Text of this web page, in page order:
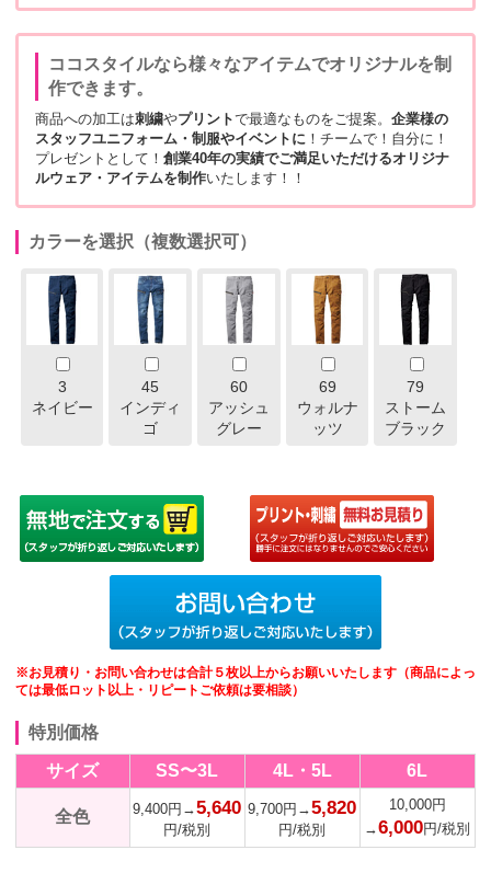
ココスタイルなら様々なアイテムでオリジナルを制
作できます。
商品への加工は刺繍やプリントで最適なものをご提案。 企業様の
スタッフユニフォーム・制服やイベントに ！チームで！自分に！
プレゼントとして！ 創業40年の実績でご満足いただけるオリジナ
ルウェア・アイテムを制作いたします！！
カラーを選択（複数選択可）
3
ネイビー
45
インディ
ゴ
60
アッシュ
グレー
69
ウォルナ
ッツ
79
ストーム
ブラック
※お見積り・お問い合わせは合計５枚以上からお願いいたします（商品によっ
ては最低ロット以上・リピートご依頼は要相談）
特別価格
サイズ SS〜3L 4L・5L 6L
全色 9,400円→5,640
円/税別
9,700円→5,820
円/税別
10,000円
→6,000円/税別